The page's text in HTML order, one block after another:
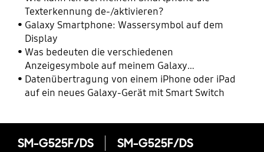
Texterkennung de-/aktivieren?
Galaxy Smartphone: Wassersymbol auf dem
Display
Was bedeuten die verschiedenen
Anzeigesymbole auf meinem Galaxy
Smartphone?
Datenübertragung von einem iPhone oder iPad
auf ein neues Galaxy-Gerät mit Smart Switch
SM-G525F/DS SM-G525F/DS